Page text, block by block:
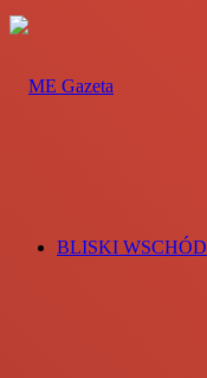
BLISKI WSCHÓD